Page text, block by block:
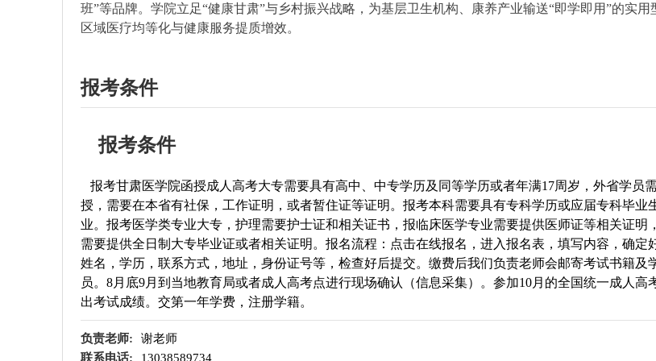
班”等品牌。学院立足“健康甘肃”与乡村振兴战略，为基层卫生机构、康养产业输送“即学即用”的实
区域医疗均等化与健康服务提质增效。
报考条件
报考条件
报考甘肃医学院函授成人高考大专需要具有高中、中专学历及同等学历或者年满17周岁，外省学员
授，需要在本省有社保，工作证明，或者暂住证等证明。报考本科需要具有专科学历或应届专科毕业
业。报考医学类专业大专，护理需要护士证和相关证书，报临床医学专业需要提供医师证等相关证明
需要提供全日制大专毕业证或者相关证明。报名流程：点击在线报名，进入报名表，填写内容，确定
姓名，学历，联系方式，地址，身份证号等，检查好后提交。缴费后我们负责老师会邮寄考试书籍及
员。8月底9月到当地教育局或者成人高考点进行现场确认（信息采集）。参加10月的全国统一成人高
出考试成绩。交第一年学费，注册学籍。
负责老师:
谢老师
联系电话:
13038589734